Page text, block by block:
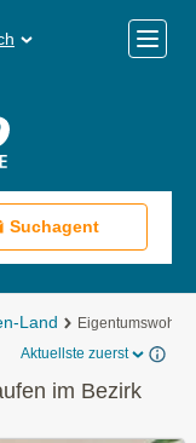
Menü
Suchagent
Land
Aktuellste zuerst
im Bezirk